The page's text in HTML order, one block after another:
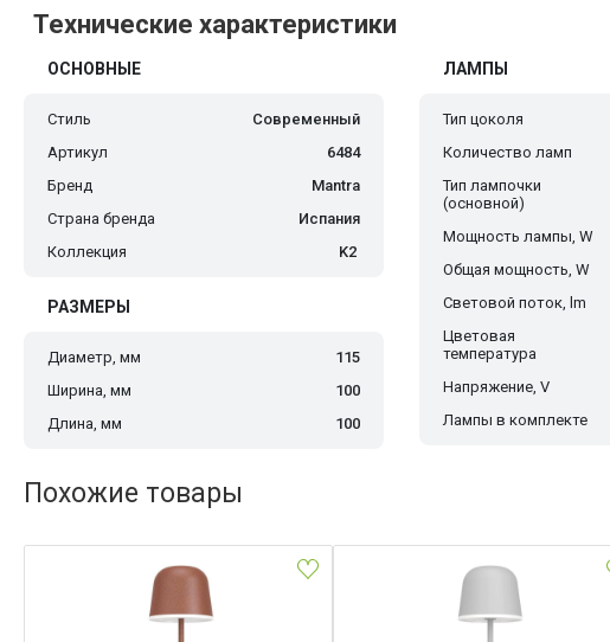
Технические характеристики
ОСНОВНЫЕ
Стиль
Современный
Артикул
6484
Бренд
Mantra
Страна бренда
Испания
Коллекция
K2
РАЗМЕРЫ
Диаметр, мм
115
Ширина, мм
100
Длина, мм
100
ЛАМПЫ
Тип цоколя
Количество ламп
Тип лампочки
(основной)
Мощность лампы, W
Общая мощность, W
Световой поток, lm
Цветовая
температура
Напряжение, V
Лампы в комплекте
Похожие товары